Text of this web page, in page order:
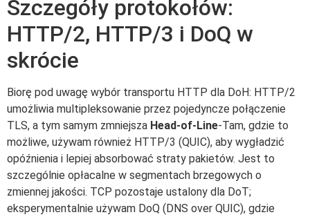
Szczegóły protokołów:
HTTP/2, HTTP/3 i DoQ w
skrócie
Biorę pod uwagę wybór transportu HTTP dla DoH: HTTP/2
umożliwia multipleksowanie przez pojedyncze połączenie
TLS, a tym samym zmniejsza Head-of-Line-Tam, gdzie to
możliwe, używam również HTTP/3 (QUIC), aby wygładzić
opóźnienia i lepiej absorbować straty pakietów. Jest to
szczególnie opłacalne w segmentach brzegowych o
zmiennej jakości. TCP pozostaje ustalony dla DoT;
eksperymentalnie używam DoQ (DNS over QUIC), gdzie